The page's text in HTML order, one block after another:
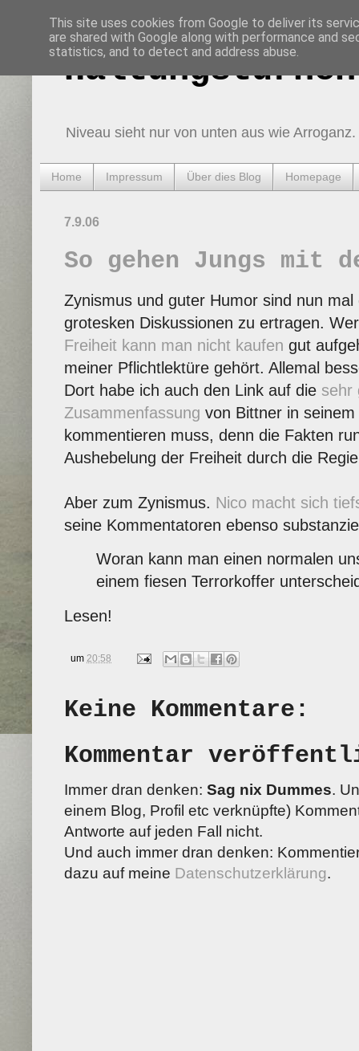
Haltungsturnen
Niveau sieht nur von unten aus wie Arroganz.
Home Impressum Über dies Blog Homepage
7.9.06
So gehen Jungs mit
Zynismus und guter Humor sind nun
grotesken Diskussionen zu ertragen.
Freiheit kann man nicht kaufen gut
meiner Pflichtlektüre gehört. Allemal
Dort habe ich auch den Link auf die sehr
Zusammenfassung von Bittner in
kommentieren muss, denn die Fakten
Aushebelung der Freiheit durch die
Aber zum Zynismus. Nico macht sich
seine Kommentatoren ebenso
Woran kann man einen normalen
einem fiesen Terrorkoffer
Lesen!
um 20:58
Keine Kommentare:
Kommentar
Immer dran denken: Sag nix Dummes.
einem Blog, Profil etc verknüpfte)
Antworte auf jeden Fall nicht.
Und auch immer dran denken:
dazu auf meine Datenschutzerklärung.
This site uses cookies from Google to deliver its
are shared with Google along with performance and
statistics, and to detect and address abuse.